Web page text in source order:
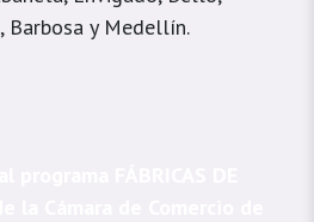
Barbosa y Medellín.